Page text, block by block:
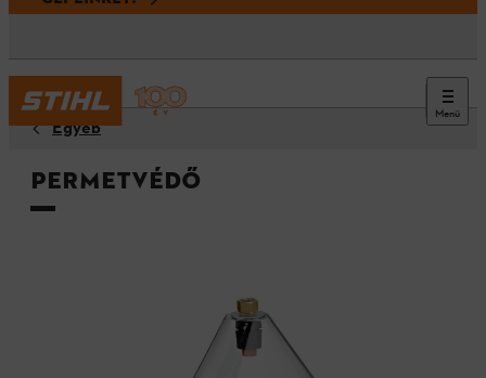
Menü
Egyéb
Permetvédő